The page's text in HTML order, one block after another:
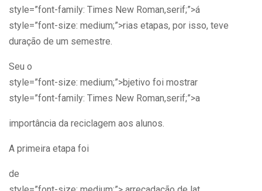
style=”font-family: Times New Roman,serif;”>á
style=”font-size: medium;”>rias etapas, por isso, teve
duração de um semestre.
Seu o
style=”font-size: medium;”>bjetivo foi mostrar
style=”font-family: Times New Roman,serif;”>a
importância da reciclagem aos alunos.
A primeira etapa foi
de